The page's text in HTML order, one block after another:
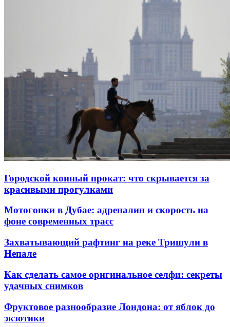
Городской конный прокат: что скрывается за
красивыми прогулками
Мотогонки в Дубае: адреналин и скорость на
фоне современных трасс
Захватывающий рафтинг на реке Тришули в
Непале
Как сделать самое оригинальное селфи: секреты
удачных снимков
Фруктовое разнообразие Лондона: от яблок до
экзотики